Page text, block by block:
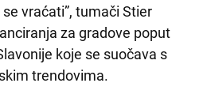
vraćati”, tumači Stier
za gradove poput
koje se suočava s
trendovima.